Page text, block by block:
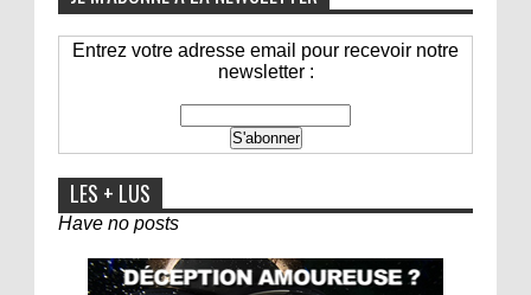
Entrez votre adresse email pour recevoir notre
newsletter :
LES + LUS
Have no posts